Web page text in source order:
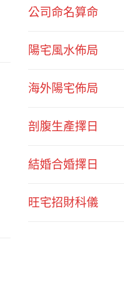
公司命名算命
陽宅風水佈局
海外陽宅佈局
剖腹生產擇日
結婚合婚擇日
旺宅招財科儀